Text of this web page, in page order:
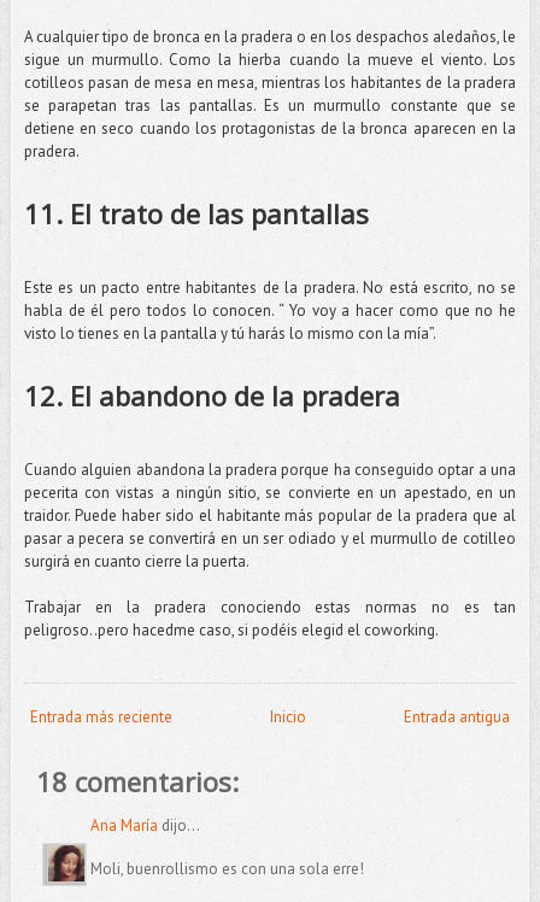
A cualquier tipo de bronca en la pradera o en los despachos aledaños, le
sigue un murmullo. Como la hierba cuando la mueve el viento. Los
cotilleos pasan de mesa en mesa, mientras los habitantes de la pradera
se parapetan tras las pantallas. Es un murmullo constante que se
detiene en seco cuando los protagonistas de la bronca aparecen en la
pradera.
11. El trato de las pantallas
Este es un pacto entre habitantes de la pradera. No está escrito, no se
habla de él pero todos lo conocen. “ Yo voy a hacer como que no he
visto lo tienes en la pantalla y tú harás lo mismo con la mía”.
12. El abandono de la pradera
Cuando alguien abandona la pradera porque ha conseguido optar a una
pecerita con vistas a ningún sitio, se convierte en un apestado, en un
traidor. Puede haber sido el habitante más popular de la pradera que al
pasar a pecera se convertirá en un ser odiado y el murmullo de cotilleo
surgirá en cuanto cierre la puerta.
Trabajar en la pradera conociendo estas normas no es tan
peligroso..pero hacedme caso, si podéis elegid el coworking.
Entrada más reciente Entrada antigua
Inicio
18 comentarios:
Ana María dijo...
Moli, buenrollismo es con una sola erre!